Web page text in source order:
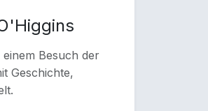
Besuch der
Geschichte,